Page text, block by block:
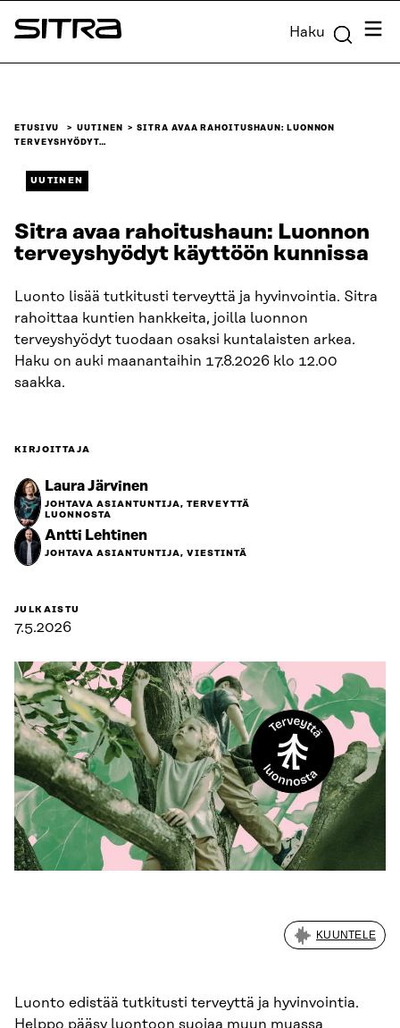
Siirry
suoraan
Sitra Haku
ETUSIVU UUTINEN
SITRA AVAA RAHOITUSHAUN: LUONNON
TERVEYSHYÖDYT…
UUTINEN
Sitra avaa rahoitushaun: Luonnon
terveyshyödyt käyttöön kunnissa
Luonto lisää tutkitusti terveyttä ja hyvinvointia. Sitra
rahoittaa kuntien hankkeita, joilla luonnon
terveyshyödyt tuodaan osaksi kuntalaisten arkea.
Haku on auki maanantaihin 17.8.2026 klo 12.00
saakka.
KIRJOITTAJA
Laura Järvinen
JOHTAVA ASIANTUNTIJA, TERVEYTTÄ
LUONNOSTA
Antti Lehtinen
JOHTAVA ASIANTUNTIJA, VIESTINTÄ
JULKAISTU
7.5.2026
KUUNTELE
Luonto edistää tutkitusti terveyttä ja hyvinvointia.
Helppo pääsy luontoon suojaa muun muassa